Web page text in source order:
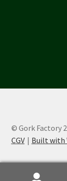
© Gork Factory
CGV
Built with